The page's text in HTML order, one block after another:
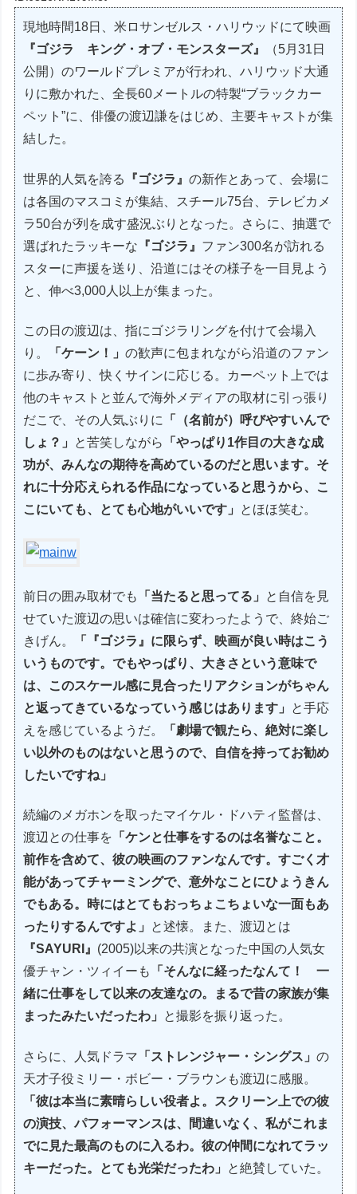
現地時間18日、米ロサンゼルス・ハリウッドにて映画
『ゴジラ キング・オブ・モンスターズ』
（5月31日
公開）のワールドプレミアが行われ、ハリウッド大通
りに敷かれた、全長60メートルの特製“ブラックカー
ペット”に、俳優の渡辺謙をはじめ、主要キャストが集
結した。
世界的人気を誇る 『ゴジラ』の新作とあって、会場に
は各国のマスコミが集結、スチール75台、テレビカメ
ラ50台が列を成す盛況ぶりとなった。さらに、抽選で
選ばれたラッキーな 『ゴジラ』 ファン300名が訪れる
スターに声援を送り、沿道にはその様子を一目見よう
と、伸べ3,000人以上が集まった。
この日の渡辺は、指にゴジラリングを付けて会場入
り。
「ケーン！」の歓声に包まれながら沿道のファン
に歩み寄り、快くサインに応じる。カーペット上では
他のキャストと並んで海外メディアの取材に引っ張り
だこで、その人気ぶりに
「（名前が）呼びやすいんで
しょ？」
と苦笑しながら
「やっぱり1作目の大きな成
功が、みんなの期待を高めているのだと思います。そ
れに十分応えられる作品になっていると思うから、こ
こにいても、とても心地がいいです」
とほほ笑む。
前日の囲み取材でも 「当たると思ってる」
と自信を見
せていた渡辺の思いは確信に変わったようで、終始ご
きげん。
「『ゴジラ』に限らず、映画が良い時はこう
いうものです。でもやっぱり、大きさという意味で
は、このスケール感に見合ったリアクションがちゃん
と返ってきているなっていう感じはあります」
と手応
えを感じているようだ。
「劇場で観たら、絶対に楽し
い以外のものはないと思うので、自信を持ってお勧め
したいですね」
続編のメガホンを取ったマイケル・ドハティ監督は、
渡辺との仕事を 「ケンと仕事をするのは名誉なこと。
前作を含めて、彼の映画のファンなんです。すごく才
能があってチャーミングで、意外なことにひょうきん
でもある。時にはとてもおっちょこちょいな一面もあ
ったりするんですよ」
と述懐。また、渡辺とは
『SAYURI』 (2005)以来の共演となった中国の人気女
優チャン・ツィイーも
「そんなに経ったなんて！ 一
緒に仕事をして以来の友達なの。まるで昔の家族が集
まったみたいだったわ」
と撮影を振り返った。
さらに、人気ドラマ 「ストレンジャー・シングス」の
天才子役ミリー・ボビー・ブラウンも渡辺に感服。
「彼は本当に素晴らしい役者よ。スクリーン上での彼
の演技、パフォーマンスは、間違いなく、私がこれま
でに見た最高のものに入るわ。彼の仲間になれてラッ
キーだった。とても光栄だったわ」
と絶賛していた。